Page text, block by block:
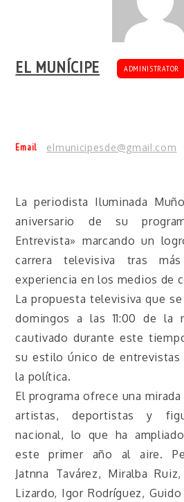
EL MUNÍCIPE ADMINISTRATOR
Email elmunicipesde@gmail.com
La periodista Iluminada
aniversario de su
Entrevista» marcando un
carrera televisiva tras
experiencia en los medios de
La propuesta televisiva que
domingos a las 11:00 de la
cautivado durante este
su estilo único de entrevistas
la política.
El programa ofrece una
artistas, deportistas y
nacional, lo que ha
este primer año al aire.
Jatnna Tavárez, Miralba
Lizardo, Igor Rodríguez,